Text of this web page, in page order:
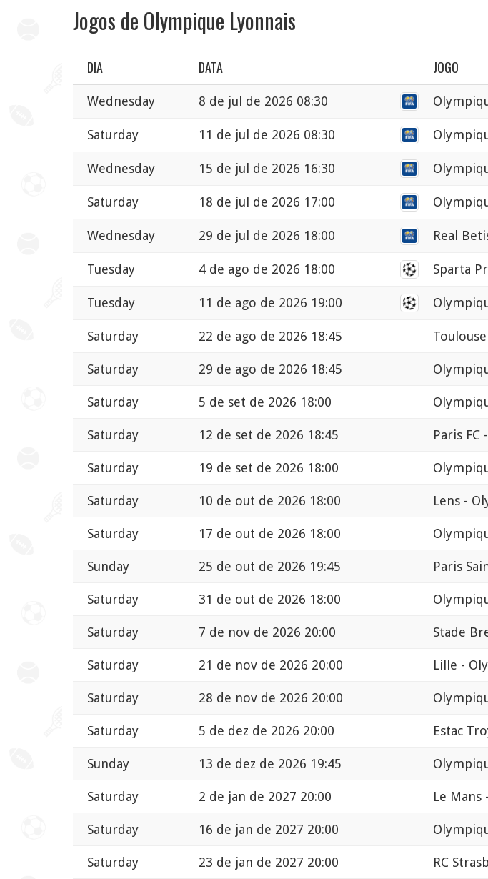
Jogos de Olympique Lyonnais
DIA DATA JOGO
Wednesday 8 de jul de 2026 08:30
Saturday 11 de jul de 2026 08:30
Wednesday 15 de jul de 2026 16:30
Saturday 18 de jul de 2026 17:00
Wednesday 29 de jul de 2026 18:00 Real
Tuesday 4 de ago de 2026 18:00 Sparta
Tuesday 11 de ago de 2026 19:00
Saturday 22 de ago de 2026 18:45
Saturday 29 de ago de 2026 18:45
Saturday 5 de set de 2026 18:00
Saturday 12 de set de 2026 18:45 Paris FC
Saturday 19 de set de 2026 18:00
Saturday 10 de out de 2026 18:00 Lens -
Saturday 17 de out de 2026 18:00
Sunday 25 de out de 2026 19:45 Paris
Saturday 31 de out de 2026 18:00
Saturday 7 de nov de 2026 20:00 Stade
Saturday 21 de nov de 2026 20:00 Lille -
Saturday 28 de nov de 2026 20:00
Saturday 5 de dez de 2026 20:00 Estac
Sunday 13 de dez de 2026 19:45
Saturday 2 de jan de 2027 20:00 Le Mans
Saturday 16 de jan de 2027 20:00
Saturday 23 de jan de 2027 20:00 RC